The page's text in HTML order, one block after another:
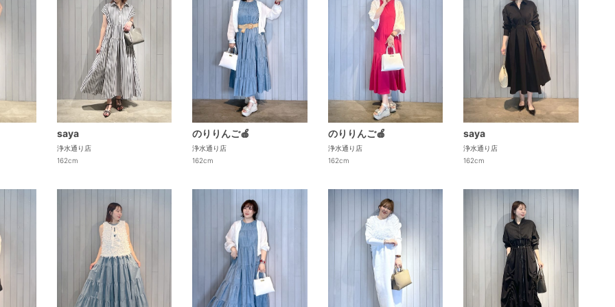
saya
浄水通り店
162cm
のりりんご🍎
浄水通り店
162cm
のりりんご🍎
浄水通り店
162cm
saya
浄水通り店
162cm